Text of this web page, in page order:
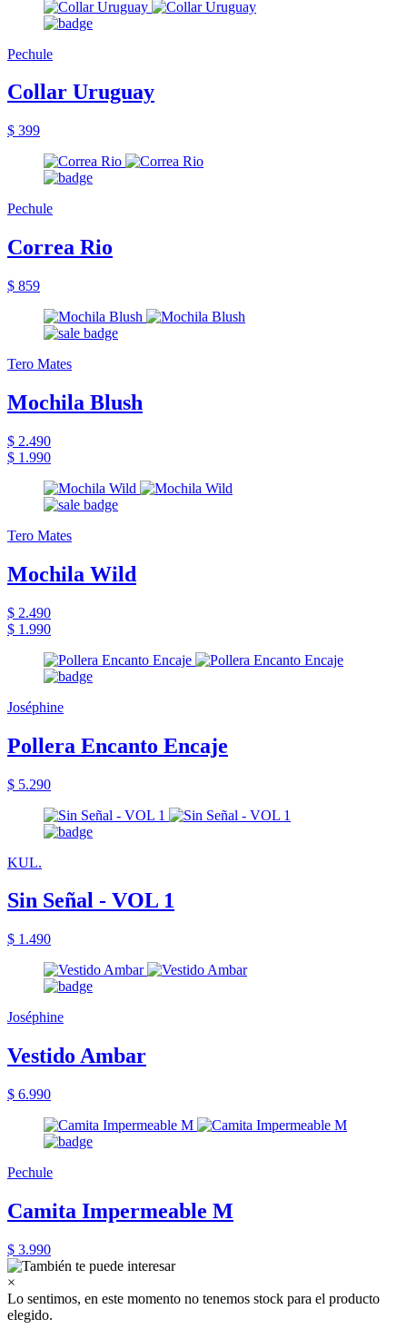
Pechule
Collar Uruguay
$ 399
Pechule
Correa Rio
$ 859
Tero Mates
Mochila Blush
$ 2.490
$ 1.990
Tero Mates
Mochila Wild
$ 2.490
$ 1.990
Joséphine
Pollera Encanto Encaje
$ 5.290
KUL.
Sin Señal - VOL 1
$ 1.490
Joséphine
Vestido Ambar
$ 6.990
Pechule
Camita Impermeable M
$ 3.990
×
Lo sentimos, en este momento no tenemos stock para el producto
elegido.